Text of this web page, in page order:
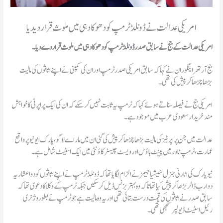
امریکی عدالت نے ڈونلڈ ٹرمپ کو دھوکا دہی میں ملوث قرار دیدیا
امریکی عدالت کے جج نے سابق صدر ڈونلڈ ٹرمپ کو دھوکا دہی میں ملوث قرار دے دیا۔
جج آرتھر اینگوران نے کہا کہ سابق امریکی صدر ٹرمپ اوران کی کمپنی نے اپنے اثاثوں کی مالیت
بڑھا چڑھا کر پیش کی تھی۔
امریکی جج نے فیصلہ سناتے ہوئے کہا کہ ٹرمپ یہ ثابت نہیں کر سکے کہ ان کی ایک پراپرٹی کا خواہش
مند خریدار سعودی عرب میں موجود ہے۔
عدالت میں جن پراپرٹیز کی مالیت بڑھا چڑھا کر پیش کی گئی ان میں مار اے لاگو، پارک ایونیو پر واقع
عمارت، ٹرمپ ٹاور میں پینٹ ہاؤس اور ویسٹ چیسٹر کاؤنٹی میں ایک اسٹیٹ شامل ہے۔
نیویارک کی اٹارنی جنرل لٹیشیا جیمز نے الزام لگایا تھا کہ ڈونلڈ ٹرمپ نے اپنے اثاثوں کو دو اعشاریہ
دو ارب ڈالر بڑھا کر پیش کیا تھا تاکہ وہ بہتر بزنس ڈیل کر سکیں جبکہ ٹرمپ کے وکلا کا دعوی تھا کہ
سابق صدر نے اثاثوں کی قیمت درست بتائی تھی اور یہ وہ مالیت ہے جو ٹرمپ نے بطور وژنری
رئیل اسٹیٹ ڈیولپر سمجھی تھی۔